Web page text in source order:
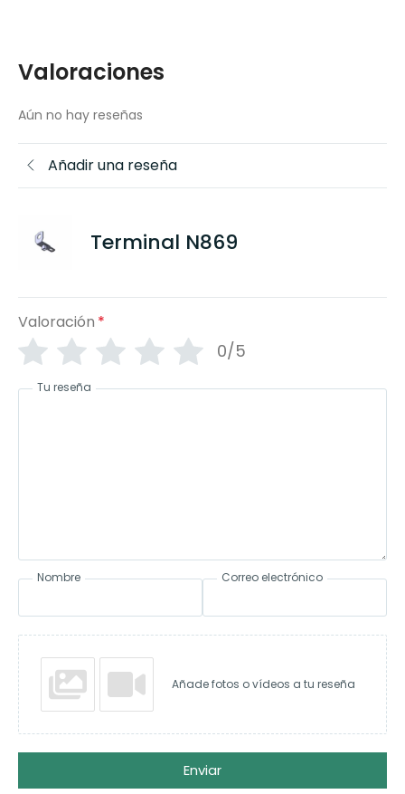
Valoraciones
Aún no hay reseñas
Añadir una reseña
Terminal N869
Valoración *
0/5
Tu reseña
Nombre Correo electrónico
Añade fotos o vídeos a tu reseña
Enviar